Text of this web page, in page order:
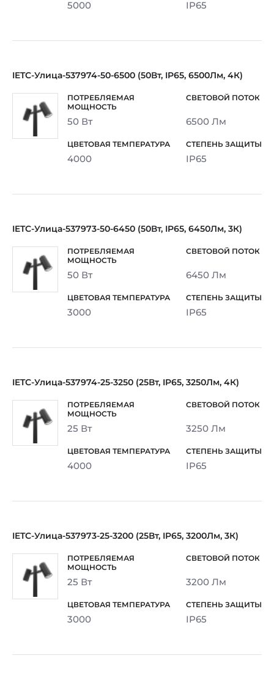
5000 IP65
IETC-Улица-537974-50-6500 (50Вт, IP65, 6500Лм, 4К)
50 Вт 6500 Лм
4000 IP65
IETC-Улица-537973-50-6450 (50Вт, IP65, 6450Лм, 3К)
50 Вт 6450 Лм
3000 IP65
IETC-Улица-537974-25-3250 (25Вт, IP65, 3250Лм, 4К)
25 Вт 3250 Лм
4000 IP65
IETC-Улица-537973-25-3200 (25Вт, IP65, 3200Лм, 3К)
25 Вт 3200 Лм
3000 IP65